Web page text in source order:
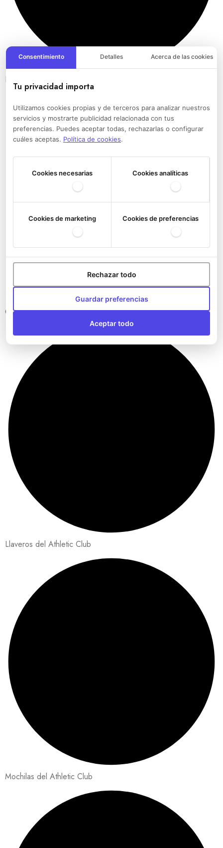
Bandoleras del Athletic Club
Carteras del Athletic Club
Llaveros del Athletic Club
Mochilas del Athletic Club
Consentimiento Detalles Acerca de las cookies
Tu privacidad importa
Utilizamos cookies propias y de terceros para analizar nuestros
servicios y mostrarte publicidad relacionada con tus
preferencias. Puedes aceptar todas, rechazarlas o configurar
cuáles aceptas. Política de cookies.
Cookies necesarias Cookies analíticas
Cookies de marketing Cookies de preferencias
Rechazar todo
Guardar preferencias
Aceptar todo